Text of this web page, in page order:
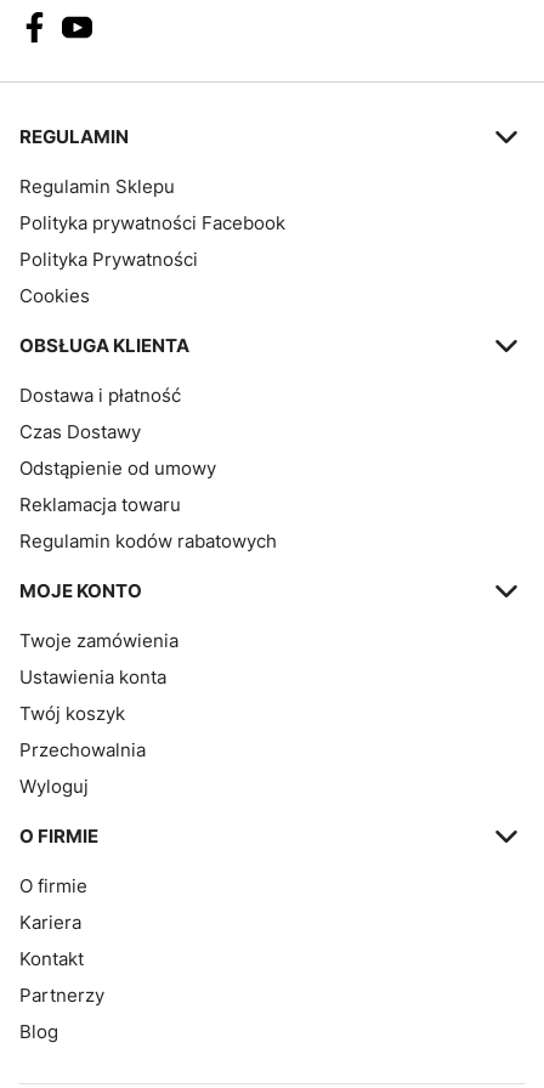
Linki w stopce
REGULAMIN
Regulamin Sklepu
Polityka prywatności Facebook
Polityka Prywatności
Cookies
OBSŁUGA KLIENTA
Dostawa i płatność
Czas Dostawy
Odstąpienie od umowy
Reklamacja towaru
Regulamin kodów rabatowych
MOJE KONTO
Twoje zamówienia
Ustawienia konta
Twój koszyk
Przechowalnia
Wyloguj
O FIRMIE
O firmie
Kariera
Kontakt
Partnerzy
Blog